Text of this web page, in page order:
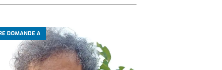
DOMANDE A